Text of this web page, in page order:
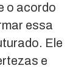
o acordo
essa
Ele
e